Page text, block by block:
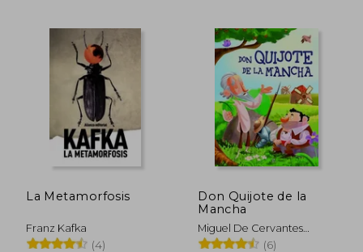
35%
dcto.
50%
dcto.
La Metamorfosis
Franz Kafka
(4)
Don Quijote de la
Mancha
Miguel De Cervantes
Saavedra
(6)